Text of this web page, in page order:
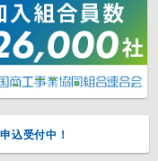
込受付中！